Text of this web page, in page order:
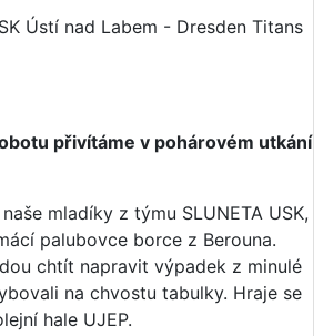
Ústí nad Labem - Dresden Titans
přivítáme v pohárovém utkání
mladíky z týmu SLUNETA USK,
palubovce borce z Berouna.
chtít napravit výpadek z minulé
na chvostu tabulky. Hraje se
hale UJEP.